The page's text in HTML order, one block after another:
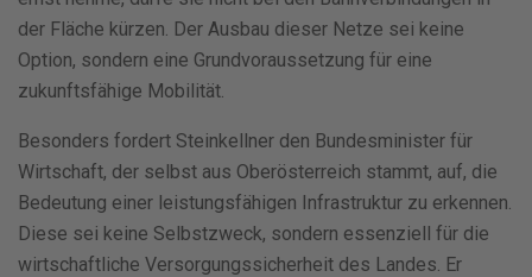
der Fläche kürzen. Der Ausbau dieser Netze sei keine
Option, sondern eine Grundvoraussetzung für eine
zukunftsfähige Mobilität.
Besonders fordert Steinkellner den Bundesminister für
Wirtschaft, der selbst aus Oberösterreich stammt, auf, die
Bedeutung einer leistungsfähigen Infrastruktur zu erkennen.
Diese sei keine Selbstzweck, sondern essenziell für die
wirtschaftliche Versorgungssicherheit des Landes. Er